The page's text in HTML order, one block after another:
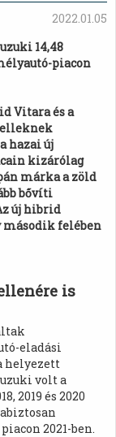
2022.01.05
14,48
piacon
Vitara és a
hazai új
kizárólag
márka a zöld
bővíti
új hibrid
második felében
is
eladási
helyezett
volt a
2019 és 2020
2021-ben.